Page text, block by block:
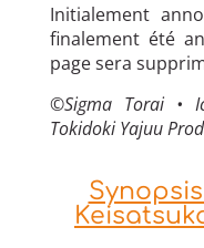
Initialement
finalement été
page sera
©Sigma Torai •
Tokidoki Yajuu